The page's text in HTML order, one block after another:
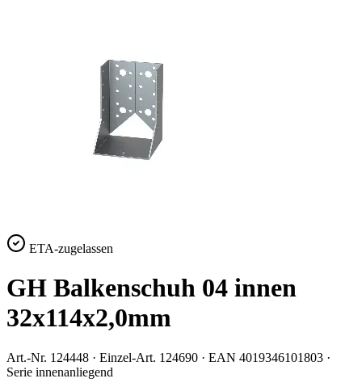
ETA-zugelassen
GH Balkenschuh 04 innen
32x114x2,0mm
Art.-Nr. 124448 · Einzel-Art. 124690 · EAN 4019346101803 ·
Serie innenanliegend